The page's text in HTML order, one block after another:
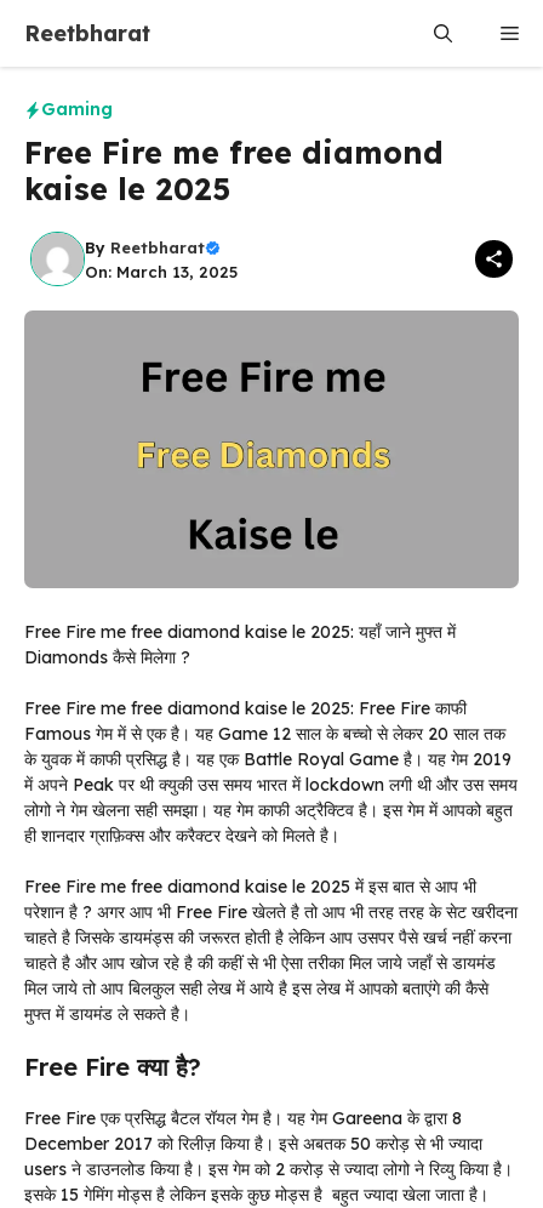
content
Reetbharat
Gaming
Free Fire me free diamond
kaise le 2025
By Reetbharat
On: March 13, 2025
Free Fire me free diamond kaise le 2025: यहाँ जाने मुफ्त में
Diamonds कैसे मिलेगा ?
Free Fire me free diamond kaise le 2025: Free Fire काफी
Famous गेम में से एक है। यह Game 12 साल के बच्चो से लेकर 20 साल तक
के युवक में काफी प्रसिद्ध है। यह एक Battle Royal Game है। यह गेम 2019
में अपने Peak पर थी क्युकी उस समय भारत में lockdown लगी थी और उस समय
लोगो ने गेम खेलना सही समझा। यह गेम काफी अट्रैक्टिव है। इस गेम में आपको बहुत
ही शानदार ग्राफ़िक्स और करैक्टर देखने को मिलते है।
Free Fire me free diamond kaise le 2025 में इस बात से आप भी
परेशान है ? अगर आप भी Free Fire खेलते है तो आप भी तरह तरह के सेट खरीदना
चाहते है जिसके डायमंड्स की जरूरत होती है लेकिन आप उसपर पैसे खर्च नहीं करना
चाहते है और आप खोज रहे है की कहीं से भी ऐसा तरीका मिल जाये जहाँ से डायमंड
मिल जाये तो आप बिलकुल सही लेख में आये है इस लेख में आपको बताएंगे की कैसे
मुफ्त में डायमंड ले सकते है।
Free Fire क्या है?
Free Fire एक प्रसिद्ध बैटल रॉयल गेम है। यह गेम Gareena के द्वारा 8
December 2017 को रिलीज़ किया है। इसे अबतक 50 करोड़ से भी ज्यादा
users ने डाउनलोड किया है। इस गेम को 2 करोड़ से ज्यादा लोगो ने रिव्यु किया है।
इसके 15 गेमिंग मोड्स है लेकिन इसके कुछ मोड्स है बहुत ज्यादा खेला जाता है।